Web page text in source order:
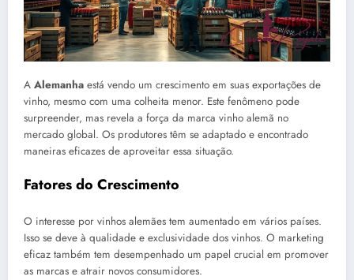
A Alemanha está vendo um crescimento em suas exportações de
vinho, mesmo com uma colheita menor. Este fenômeno pode
surpreender, mas revela a força da marca vinho alemã no
mercado global. Os produtores têm se adaptado e encontrado
maneiras eficazes de aproveitar essa situação.
Fatores do Crescimento
O interesse por vinhos alemães tem aumentado em vários países.
Isso se deve à qualidade e exclusividade dos vinhos. O marketing
eficaz também tem desempenhado um papel crucial em promover
as marcas e atrair novos consumidores.